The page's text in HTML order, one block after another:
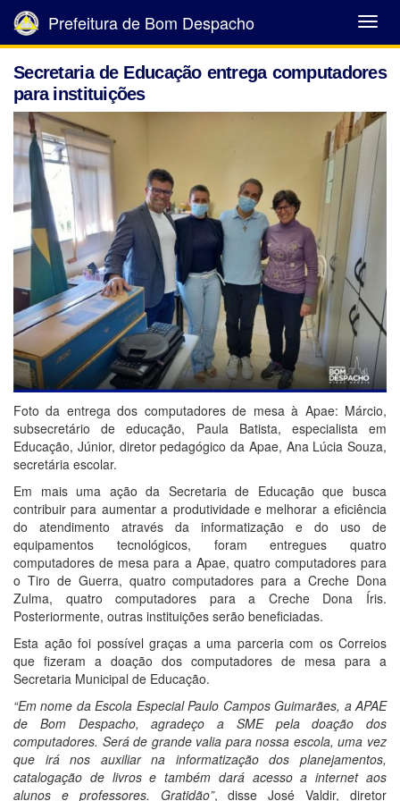
Abrir
Menu
Prefeitura de Bom Despacho
Secretaria de Educação entrega computadores
para instituições
Foto da entrega dos computadores de mesa à Apae: Márcio,
subsecretário de educação, Paula Batista, especialista em
Educação, Júnior, diretor pedagógico da Apae, Ana Lúcia Souza,
secretária escolar.
Em mais uma ação da Secretaria de Educação que busca
contribuir para aumentar a produtividade e melhorar a eficiência
do atendimento através da informatização e do uso de
equipamentos tecnológicos, foram entregues quatro
computadores de mesa para a Apae, quatro computadores para
o Tiro de Guerra, quatro computadores para a Creche Dona
Zulma, quatro computadores para a Creche Dona Íris.
Posteriormente, outras instituições serão beneficiadas.
Esta ação foi possível graças a uma parceria com os Correios
que fizeram a doação dos computadores de mesa para a
Secretaria Municipal de Educação.
“Em nome da Escola Especial Paulo Campos Guimarães, a APAE
de Bom Despacho, agradeço a SME pela doação dos
computadores. Será de grande valia para nossa escola, uma vez
que irá nos auxiliar na informatização dos planejamentos,
catalogação de livros e também dará acesso a internet aos
alunos e professores. Gratidão”, disse José Valdir, diretor